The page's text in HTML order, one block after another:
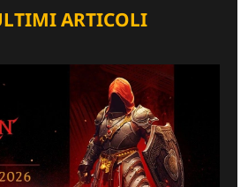
ARTICOLI